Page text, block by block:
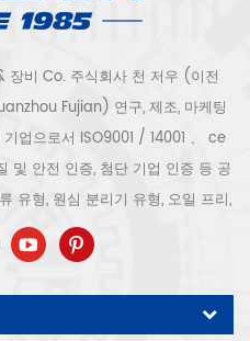
장비 Co. 주식회사 천 저우 (이전
Fujian) 연구, 제조, 마케팅
업으로서 ISO9001 / 14001 、 ce
및 안전 인증, 첨단 기업 인증 등 공
유형, 원심 분리기 유형, 오일 프리,
, 배수기, 완전한 공기 압축기 생산
유형의 공기 압축기 산업 전문가
력 용기, 전기 모터, 정밀 부품 가공
. 또한 우리 회사는 영구 자석 서보